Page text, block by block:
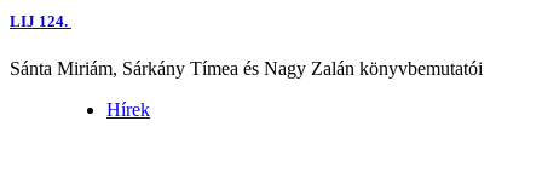
LIJ 124.
Sánta Miriám, Sárkány Tímea és Nagy Zalán könyvbemutatói
Hírek